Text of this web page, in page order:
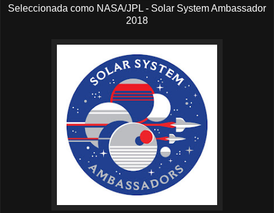
Seleccionada como NASA/JPL - Solar System Ambassador
2018